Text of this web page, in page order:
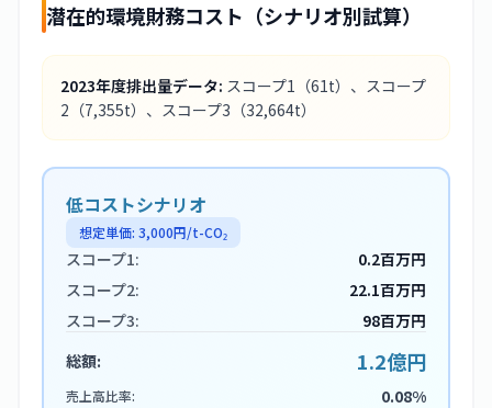
潜在的環境財務コスト（シナリオ別試算）
2023年度排出量データ: スコープ1 （61t） 、スコープ
2 （7,355t） 、スコープ3 （32,664t）
低コストシナリオ
想定単価: 3,000円/t-CO₂
スコープ1:
0.2百万円
スコープ2:
22.1百万円
スコープ3:
98百万円
総額:
1.2億円
売上高比率: 0.08%